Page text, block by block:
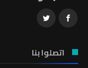
اتصلوا بنا